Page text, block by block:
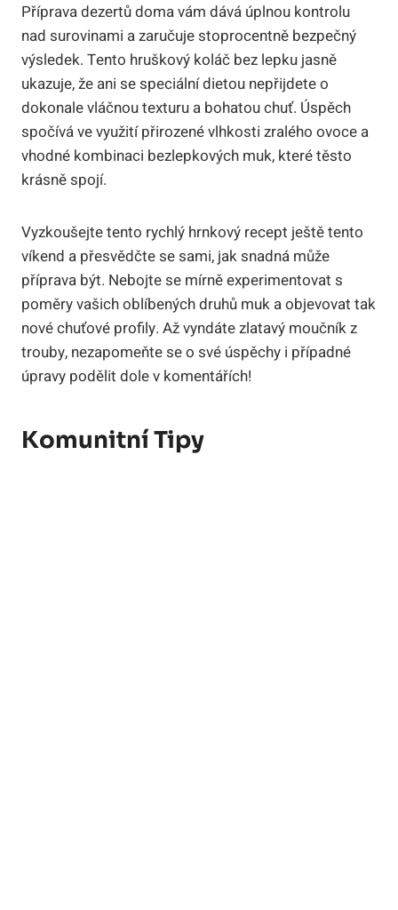
Příprava dezertů doma vám dává úplnou kontrolu
nad surovinami a zaručuje stoprocentně bezpečný
výsledek. Tento hruškový koláč bez lepku jasně
ukazuje, že ani se speciální dietou nepřijdete o
dokonale vláčnou texturu a bohatou chuť. Úspěch
spočívá ve využití přirozené vlhkosti zralého ovoce a
vhodné kombinaci bezlepkových muk, které těsto
krásně spojí.
Vyzkoušejte tento rychlý hrnkový recept ještě tento
víkend a přesvědčte se sami, jak snadná může
příprava být. Nebojte se mírně experimentovat s
poměry vašich oblíbených druhů muk a objevovat tak
nové chuťové profily. Až vyndáte zlatavý moučník z
trouby, nezapomeňte se o své úspěchy i případné
úpravy podělit dole v komentářích!
Komunitní Tipy